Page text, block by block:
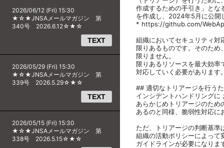
2026/06/12 (Fri) 15:30
★☆★JNSAメールマガジン 第
340号 2026.6.12☆★☆
TEXT
2026/05/29 (Fri) 15:30
★☆★JNSAメールマガジン 第
339号 2026.5.29☆★☆
TEXT
2026/05/15 (Fri) 15:30
★☆★JNSAメールマガジン 第
338号 2026.5.15☆★☆
作成するための手引き」とな
を作成し、2024年5月に公開
* https://github.com/
組織においてセキュリティ対
限りあるものです。そのため
限りません。
限りあるリソースを最大効率
対応していく必要があります
## 適切なトリアージを行う
インシデントハンドリング
あらかじめトリアージのた
あるのと同様、脆弱性対応
ただ、トリアージの判断基
組織の活動ポリシーによって
ガイドラインが必要になりま